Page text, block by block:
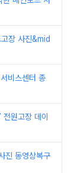
장 사진&mid
비스센터 종
원고장 데이
진 동영상복구